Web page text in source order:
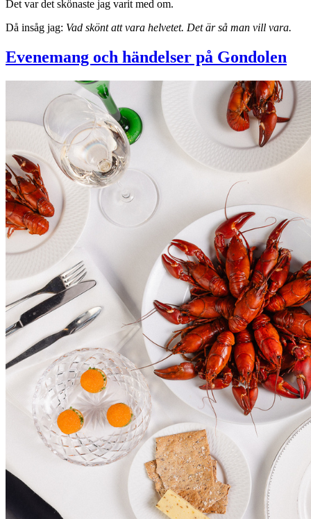
Det var det skönaste jag varit med om.
Då insåg jag: Vad skönt att vara helvetet. Det är så man vill vara.
Evenemang och händelser på Gondolen